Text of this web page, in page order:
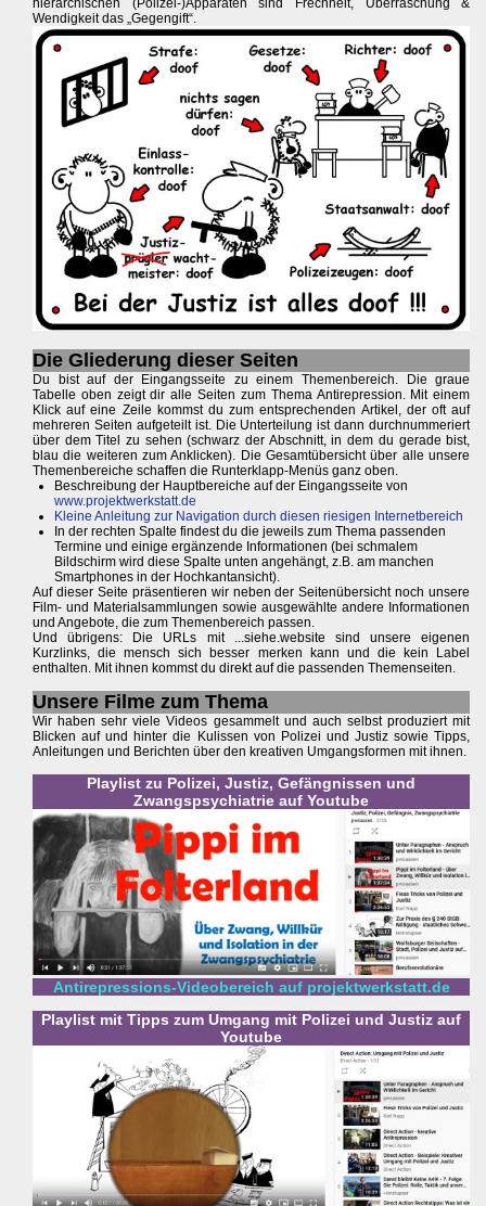
hierarchischen (Polizei-)Apparaten sind Frechheit, Überraschung &
Wendigkeit das „Gegengift“.
Die Gliederung dieser Seiten
Du bist auf der Eingangsseite zu einem Themenbereich. Die graue
Tabelle oben zeigt dir alle Seiten zum Thema Antirepression. Mit einem
Klick auf eine Zeile kommst du zum entsprechenden Artikel, der oft auf
mehreren Seiten aufgeteilt ist. Die Unterteilung ist dann durchnummeriert
über dem Titel zu sehen (schwarz der Abschnitt, in dem du gerade bist,
blau die weiteren zum Anklicken). Die Gesamtübersicht über alle unsere
Themenbereiche schaffen die Runterklapp-Menüs ganz oben.
Beschreibung der Hauptbereiche auf der Eingangsseite von
www.projektwerkstatt.de
Kleine Anleitung zur Navigation durch diesen riesigen Internetbereich
In der rechten Spalte findest du die jeweils zum Thema passenden
Termine und einige ergänzende Informationen (bei schmalem
Bildschirm wird diese Spalte unten angehängt, z.B. am manchen
Smartphones in der Hochkantansicht).
Auf dieser Seite präsentieren wir neben der Seitenübersicht noch unsere
Film- und Materialsammlungen sowie ausgewählte andere Informationen
und Angebote, die zum Themenbereich passen.
Und übrigens: Die URLs mit ...siehe.website sind unsere eigenen
Kurzlinks, die mensch sich besser merken kann und die kein Label
enthalten. Mit ihnen kommst du direkt auf die passenden Themenseiten.
Unsere Filme zum Thema
Wir haben sehr viele Videos gesammelt und auch selbst produziert mit
Blicken auf und hinter die Kulissen von Polizei und Justiz sowie Tipps,
Anleitungen und Berichten über den kreativen Umgangsformen mit ihnen.
Playlist zu Polizei, Justiz, Gefängnissen und
Zwangspsychiatrie auf Youtube
Antirepressions-Videobereich auf projektwerkstatt.de
Playlist mit Tipps zum Umgang mit Polizei und Justiz auf
Youtube